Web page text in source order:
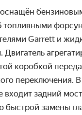
топлив­ными
Garrett и
Двигатель
коробкой
пере­ключения.
задний
быстрой замены